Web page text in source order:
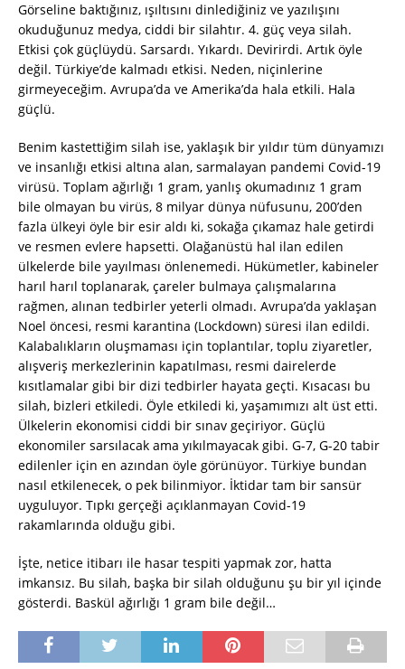
Görseline baktığınız, ışıltısını dinlediğiniz ve yazılışını
okuduğunuz medya, ciddi bir silahtır. 4. güç veya silah.
Etkisi çok güçlüydü. Sarsardı. Yıkardı. Devirirdi. Artık öyle
değil. Türkiye’de kalmadı etkisi. Neden, niçinlerine
girmeyeceğim. Avrupa’da ve Amerika’da hala etkili. Hala
güçlü.
Benim kastettiğim silah ise, yaklaşık bir yıldır tüm dünyamızı
ve insanlığı etkisi altına alan, sarmalayan pandemi Covid-19
virüsü. Toplam ağırlığı 1 gram, yanlış okumadınız 1 gram
bile olmayan bu virüs, 8 milyar dünya nüfusunu, 200’den
fazla ülkeyi öyle bir esir aldı ki, sokağa çıkamaz hale getirdi
ve resmen evlere hapsetti. Olağanüstü hal ilan edilen
ülkelerde bile yayılması önlenemedi. Hükümetler, kabineler
harıl harıl toplanarak, çareler bulmaya çalışmalarına
rağmen, alınan tedbirler yeterli olmadı. Avrupa’da yaklaşan
Noel öncesi, resmi karantina (Lockdown) süresi ilan edildi.
Kalabalıkların oluşmaması için toplantılar, toplu ziyaretler,
alışveriş merkezlerinin kapatılması, resmi dairelerde
kısıtlamalar gibi bir dizi tedbirler hayata geçti. Kısacası bu
silah, bizleri etkiledi. Öyle etkiledi ki, yaşamımızı alt üst etti.
Ülkelerin ekonomisi ciddi bir sınav geçiriyor. Güçlü
ekonomiler sarsılacak ama yıkılmayacak gibi. G-7, G-20 tabir
edilenler için en azından öyle görünüyor. Türkiye bundan
nasıl etkilenecek, o pek bilinmiyor. İktidar tam bir sansür
uyguluyor. Tıpkı gerçeği açıklanmayan Covid-19
rakamlarında olduğu gibi.
İşte, netice itibarı ile hasar tespiti yapmak zor, hatta
imkansız. Bu silah, başka bir silah olduğunu şu bir yıl içinde
gösterdi. Baskül ağırlığı 1 gram bile değil…